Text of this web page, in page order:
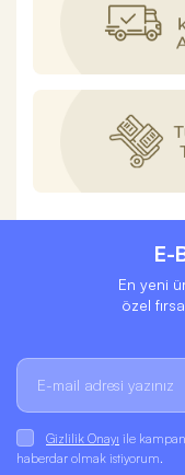
E-
En yeni
özel
Gizlilik Onayı ile
haberdar olmak istiyorum.